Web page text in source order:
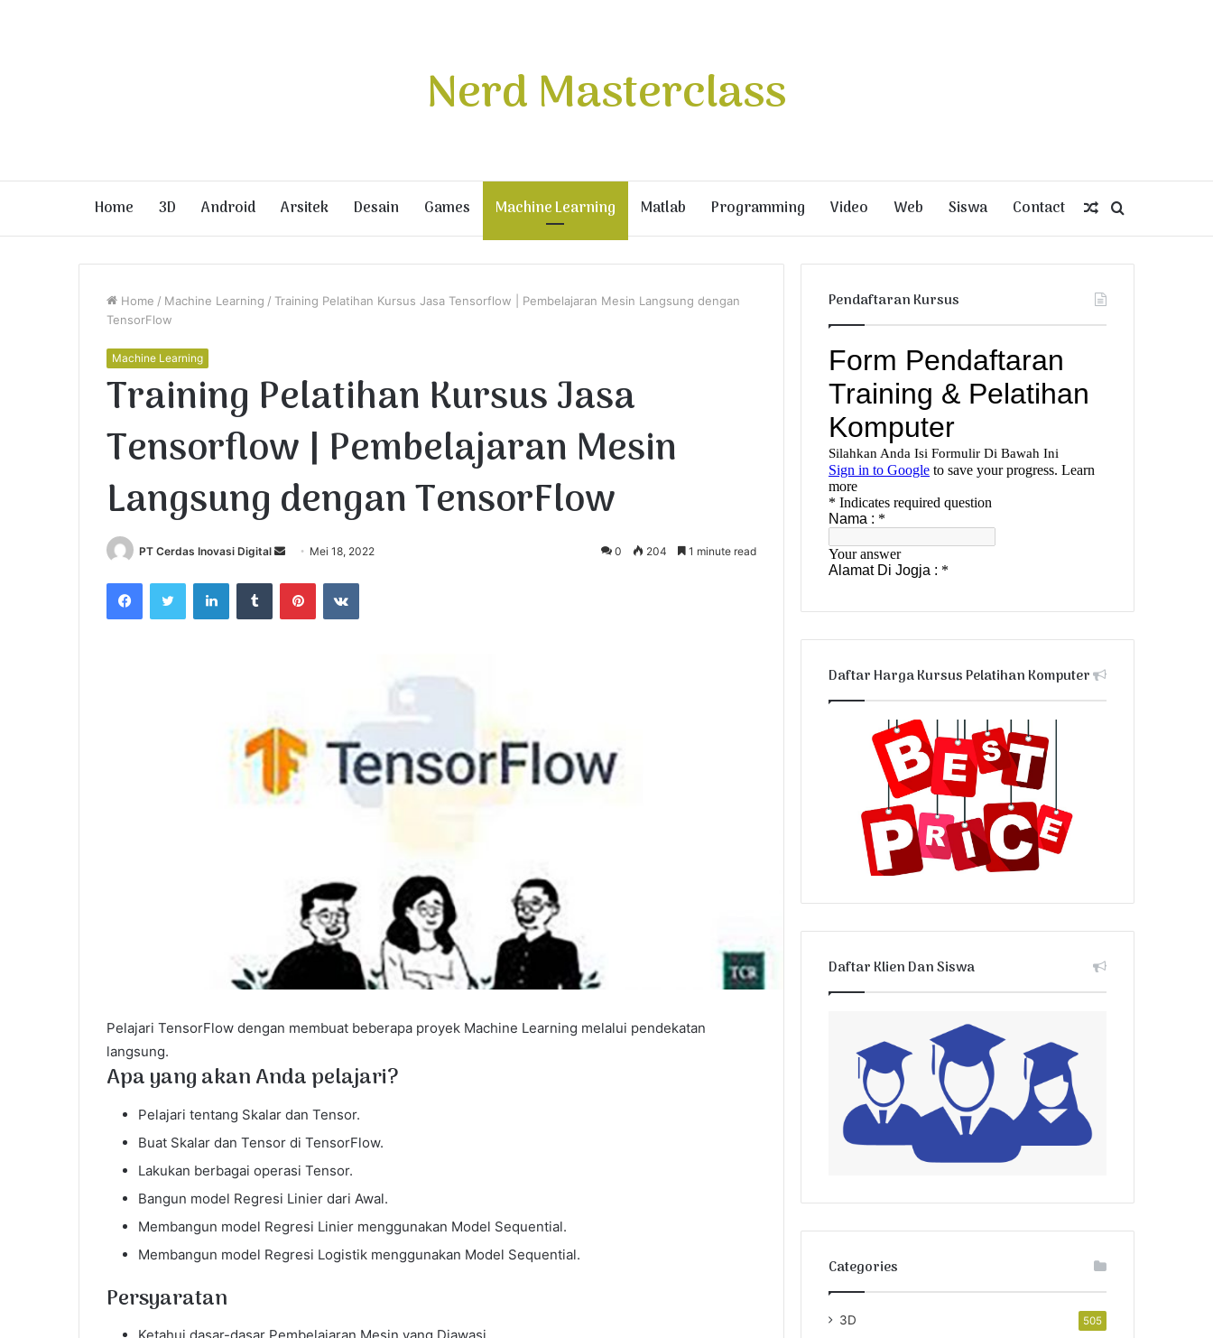
Nerd Masterclass
Home 3D Android Arsitek Desain Games Machine Learning Matlab Programming Video Web Siswa Contact
for
Random
Article
Home / Machine Learning / Training Pelatihan Kursus Jasa Tensorflow | Pembelajaran Mesin Langsung dengan
TensorFlow
Machine Learning
Training Pelatihan Kursus Jasa
Tensorflow | Pembelajaran Mesin
Langsung dengan TensorFlow
PT Cerdas Inovasi Digital
d
a
i
Mei 18, 2022 0 204 1 minute read
Pelajari TensorFlow dengan membuat beberapa proyek Machine Learning melalui pendekatan
langsung.
Apa yang akan Anda pelajari?
Pelajari tentang Skalar dan Tensor.
Buat Skalar dan Tensor di TensorFlow.
Lakukan berbagai operasi Tensor.
Bangun model Regresi Linier dari Awal.
Membangun model Regresi Linier menggunakan Model Sequential.
Membangun model Regresi Logistik menggunakan Model Sequential.
Persyaratan
Pendaftaran Kursus
Daftar Harga Kursus Pelatihan Komputer
Daftar Klien Dan Siswa
Categories
3D 505